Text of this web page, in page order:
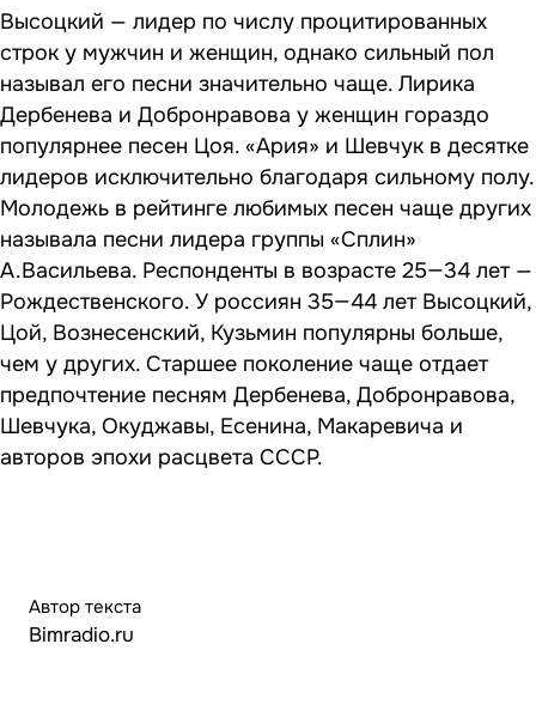
Высоцкий — лидер по числу процитированных
строк у мужчин и женщин, однако сильный пол
называл его песни значительно чаще. Лирика
Дербенева и Добронравова у женщин гораздо
популярнее песен Цоя. «Ария» и Шевчук в десятке
лидеров исключительно благодаря сильному полу.
Молодежь в рейтинге любимых песен чаще других
называла песни лидера группы «Сплин»
А.Васильева. Респонденты в возрасте 25—34 лет —
Рождественского. У россиян 35—44 лет Высоцкий,
Цой, Вознесенский, Кузьмин популярны больше,
чем у других. Старшее поколение чаще отдает
предпочтение песням Дербенева, Добронравова,
Шевчука, Окуджавы, Есенина, Макаревича и
авторов эпохи расцвета СССР.
Автор текста
Bimradio.ru